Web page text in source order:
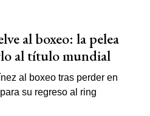
al boxeo: la pelea
al título mundial